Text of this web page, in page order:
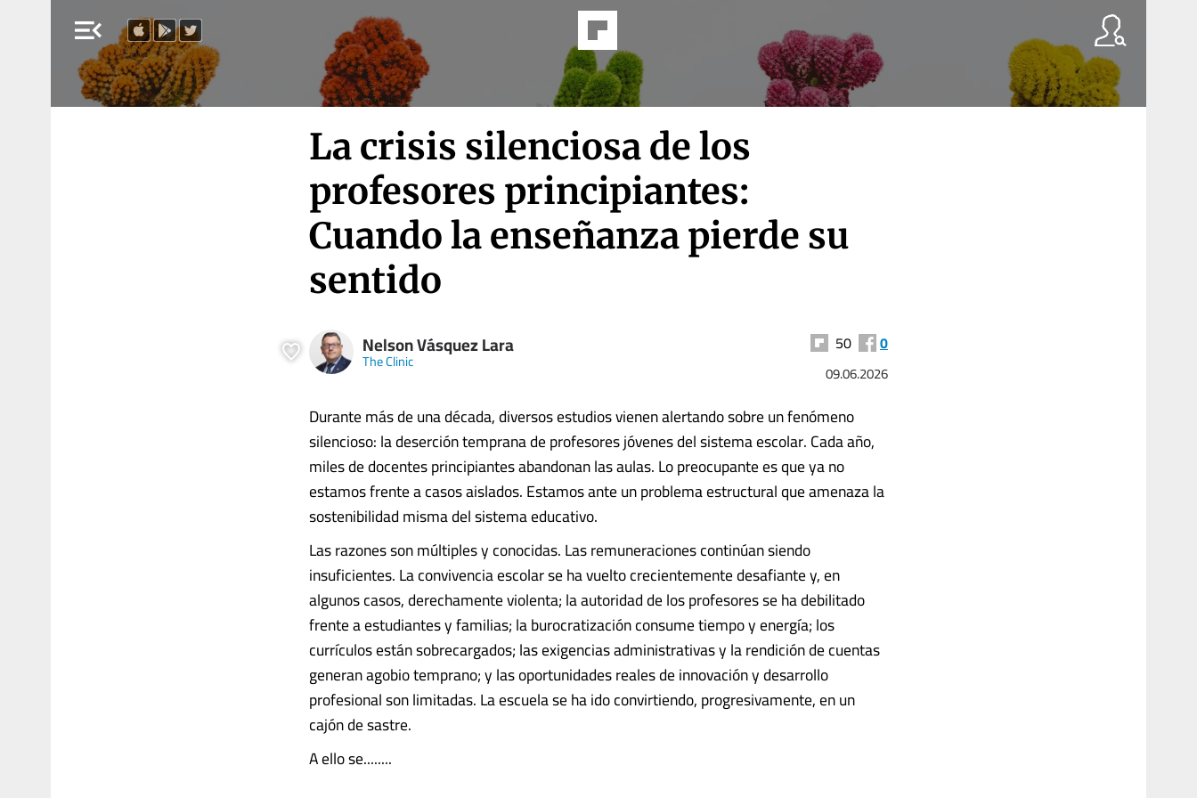
menu_open
La crisis silenciosa de los
profesores principiantes:
Cuando la enseñanza pierde su
sentido
Nelson Vásquez Lara
The Clinic
50 0
09.06.2026
Durante más de una década, diversos estudios vienen alertando sobre un fenómeno
silencioso: la deserción temprana de profesores jóvenes del sistema escolar. Cada año,
miles de docentes principiantes abandonan las aulas. Lo preocupante es que ya no
estamos frente a casos aislados. Estamos ante un problema estructural que amenaza la
sostenibilidad misma del sistema educativo.
Las razones son múltiples y conocidas. Las remuneraciones continúan siendo
insuficientes. La convivencia escolar se ha vuelto crecientemente desafiante y, en
algunos casos, derechamente violenta; la autoridad de los profesores se ha debilitado
frente a estudiantes y familias; la burocratización consume tiempo y energía; los
currículos están sobrecargados; las exigencias administrativas y la rendición de cuentas
generan agobio temprano; y las oportunidades reales de innovación y desarrollo
profesional son limitadas. La escuela se ha ido convirtiendo, progresivamente, en un
cajón de sastre.
A ello se........